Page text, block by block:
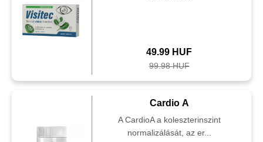
49.99 HUF
99.98 HUF
Cardio A
A CardioA a koleszterinszint
normalizálását, az er...